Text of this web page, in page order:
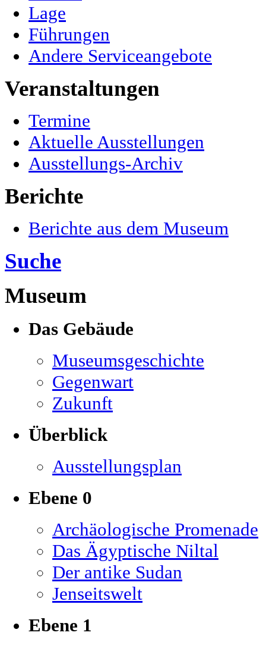
Lage
Führungen
Andere Serviceangebote
Veranstaltungen
Termine
Aktuelle Ausstellungen
Ausstellungs-Archiv
Berichte
Berichte aus dem Museum
Suche
Museum
Das Gebäude
Museumsgeschichte
Gegenwart
Zukunft
Überblick
Ausstellungsplan
Ebene 0
Archäologische Promenade
Das Ägyptische Niltal
Der antike Sudan
Jenseitswelt
Ebene 1